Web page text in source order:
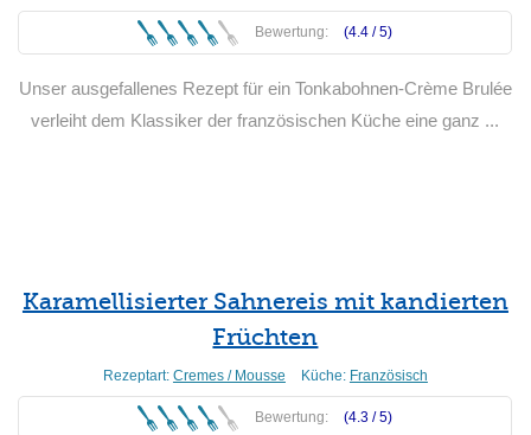
Bewertung: (4.4 /5)
Unser ausgefallenes Rezept für ein Tonkabohnen-Crème Brulée
verleiht dem Klassiker der französischen Küche eine ganz ...
Karamellisierter Sahnereis mit kandierten
Früchten
Rezeptart: Cremes / Mousse Küche: Französisch
Bewertung: (4.3 /5)